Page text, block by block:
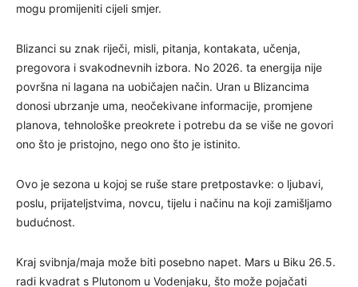
mogu promijeniti cijeli smjer.
Blizanci su znak riječi, misli, pitanja, kontakata, učenja,
pregovora i svakodnevnih izbora. No 2026. ta energija nije
površna ni lagana na uobičajen način. Uran u Blizancima
donosi ubrzanje uma, neočekivane informacije, promjene
planova, tehnološke preokrete i potrebu da se više ne govori
ono što je pristojno, nego ono što je istinito.
Ovo je sezona u kojoj se ruše stare pretpostavke: o ljubavi,
poslu, prijateljstvima, novcu, tijelu i načinu na koji zamišljamo
budućnost.
Kraj svibnja/maja može biti posebno napet. Mars u Biku 26.5.
radi kvadrat s Plutonom u Vodenjaku, što može pojačati